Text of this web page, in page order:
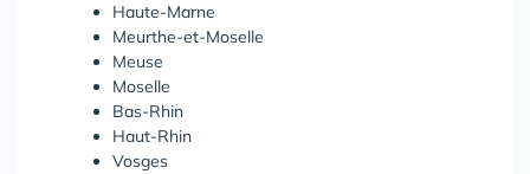
Haute-Marne
Meurthe-et-Moselle
Meuse
Moselle
Bas-Rhin
Haut-Rhin
Vosges